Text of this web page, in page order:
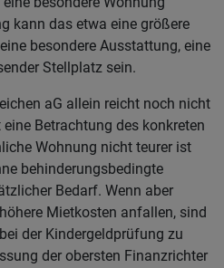
kann das etwa eine größere
besondere Ausstattung, eine
Stellplatz sein.
aG allein reicht noch nicht
Betrachtung des konkreten
Wohnung nicht teurer ist
behinderungsbedingte
Bedarf. Wenn aber
Mietkosten anfallen, sind
der Kindergeldprüfung zu
der obersten Finanzrichter